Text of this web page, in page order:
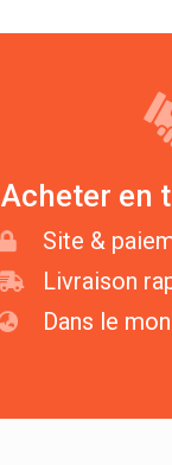
Acheter en
Site &
Livraison
Dans le